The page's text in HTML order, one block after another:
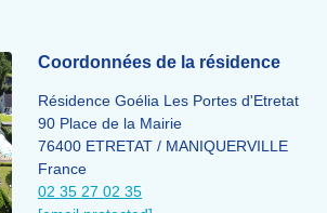
Coordonnées de la résidence
Résidence Goélia Les Portes d'Etretat
90 Place de la Mairie
76400 ETRETAT / MANIQUERVILLE
France
02 35 27 02 35